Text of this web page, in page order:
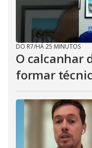
DO R7/HÁ 25 MINUTOS
O calcanhar
formar